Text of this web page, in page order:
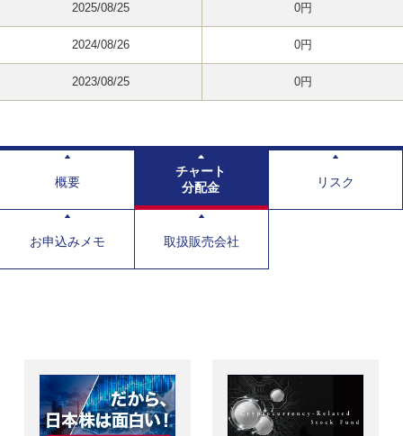
2025/08/25 0円
2024/08/26 0円
2023/08/25 0円
概要
チャート
分配金
リスク
お申込みメモ 取扱販売会社